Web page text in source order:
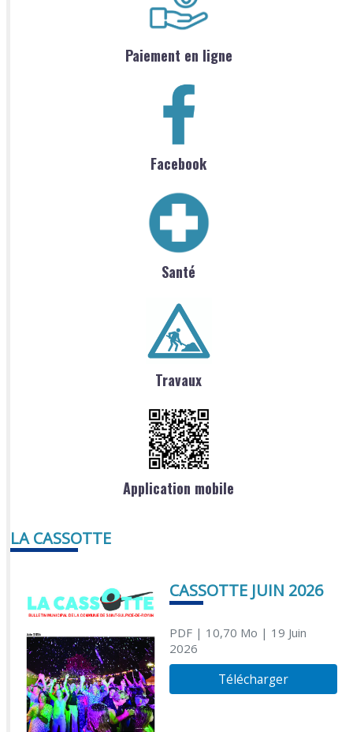
Paiement en ligne
Facebook
Santé
Travaux
Application mobile
LA CASSOTTE
CASSOTTE JUIN 2026
PDF| 10,70 Mo | 19 Juin
2026
Télécharger